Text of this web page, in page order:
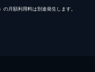
月額利用料は別途発生します。